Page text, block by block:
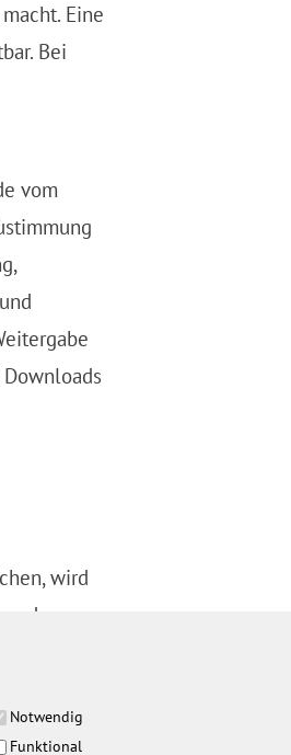
Eine
Bei
vom
wird
Notwendig
Funktional